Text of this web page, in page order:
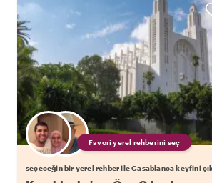
Favori yerel rehberini seç
seçeceğin bir yerel rehber ile Casablanca keyfini